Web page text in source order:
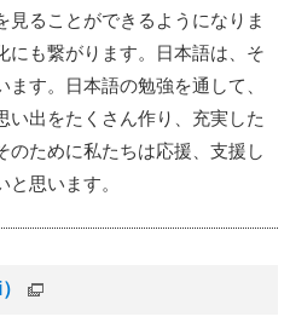
見ることができるようになりま
にも繋がります。日本語は、そ
す。日本語の勉強を通して、
い出をたくさん作り、充実した
のために私たちは応援、支援し
と思います。